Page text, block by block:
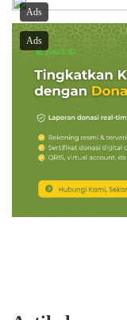
Ads
Ads